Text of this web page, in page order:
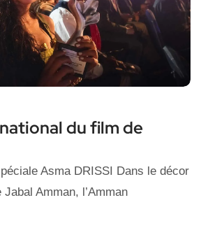
du film de
Asma DRISSI Dans le décor
Amman, l’Amman